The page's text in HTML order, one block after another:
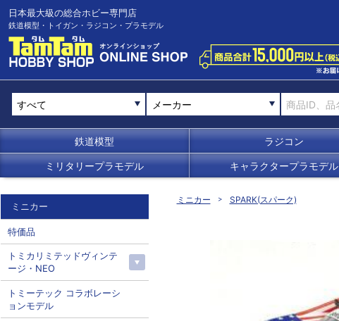
日本最大級の総合ホビー専門店
鉄道模型・トイガン・ラジコン・プラモデル
メーカー
鉄道模型 ラジコン
ミリタリープラモデル キャラクタープラモデル
ミニカー SPARK(スパーク)
ミニカー
特価品
トミカリミテッドヴィンテ
ージ・NEO
トミーテック コラボレーシ
ョンモデル